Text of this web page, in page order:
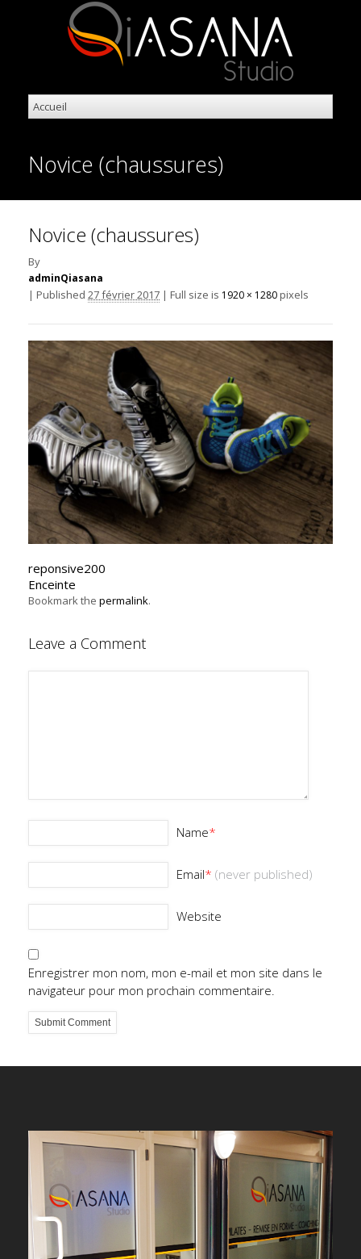
Novice (chaussures)
Novice (chaussures)
By
adminQiasana
| Published 27 février 2017 | Full size is 1920 × 1280 pixels
reponsive200
Enceinte
Bookmark the permalink.
Leave a Comment
Name*
Email* (never published)
Website
Enregistrer mon nom, mon e-mail et mon site dans le
navigateur pour mon prochain commentaire.